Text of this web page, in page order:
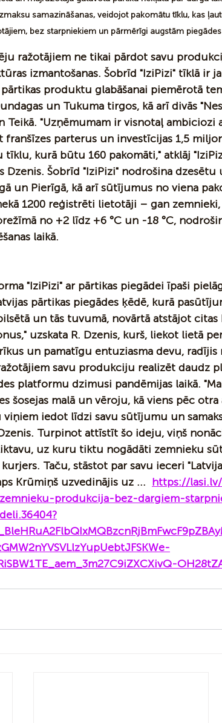
samazināšanas, veidojot pakomātu tīklu, kas
bez starpniekiem un pārmērīgi augstām
ražotājiem ne tikai pārdot savu
izmantošanas. Šobrīd "IziPizi" tīklā ir
produktu glabāšanai piemērotā
un Tukuma tirgos, kā arī divās
Teikā. "Uzņēmumam ir visnotaļ
franšīzes parterus un investīcijas 1,5
tīklu, kurā būtu 160 pakomāti," atklāj
Dzenis. Šobrīd "IziPizi" nodrošina
un Pierīgā, kā arī sūtījumus no viena
1200 reģistrēti lietotāji – gan
no +2 līdz +6 °C un -18 °C,
laikā.
"IziPizi" ar pārtikas piegādei īpaši
pārtikas piegādes ķēdē, kurā
un tās tuvumā, novārtā atstājot citas
uzskata R. Dzenis, kurš, liekot lietā
un pamatīgu entuziasma devu, radījis
savu produkciju realizēt daudz
platformu dzimusi pandēmijas laikā.
šosejas malā un vēroju, kā viens pēc
viņiem iedot līdzi savu sūtījumu un
Turpinot attīstīt šo ideju, viņš
uz kuru tiktu nogādāti zemnieku
Taču, stāstot par savu ieceri
Krūmiņš uzvedinājis uz ... https://
produkcija-bez-dargiem-